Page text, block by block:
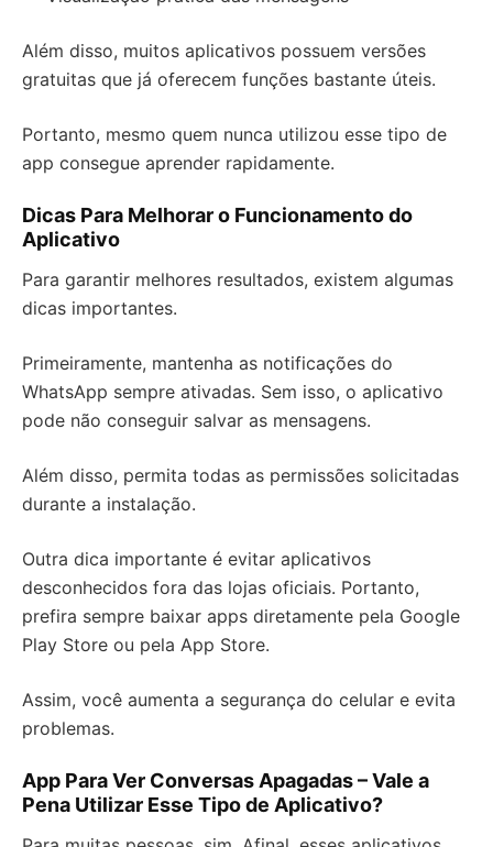
Além disso, muitos aplicativos possuem versões
gratuitas que já oferecem funções bastante úteis.
Portanto, mesmo quem nunca utilizou esse tipo de
app consegue aprender rapidamente.
Dicas Para Melhorar o Funcionamento do
Aplicativo
Para garantir melhores resultados, existem algumas
dicas importantes.
Primeiramente, mantenha as notificações do
WhatsApp sempre ativadas. Sem isso, o aplicativo
pode não conseguir salvar as mensagens.
Além disso, permita todas as permissões solicitadas
durante a instalação.
Outra dica importante é evitar aplicativos
desconhecidos fora das lojas oficiais. Portanto,
prefira sempre baixar apps diretamente pela Google
Play Store ou pela App Store.
Assim, você aumenta a segurança do celular e evita
problemas.
App Para Ver Conversas Apagadas – Vale a
Pena Utilizar Esse Tipo de Aplicativo?